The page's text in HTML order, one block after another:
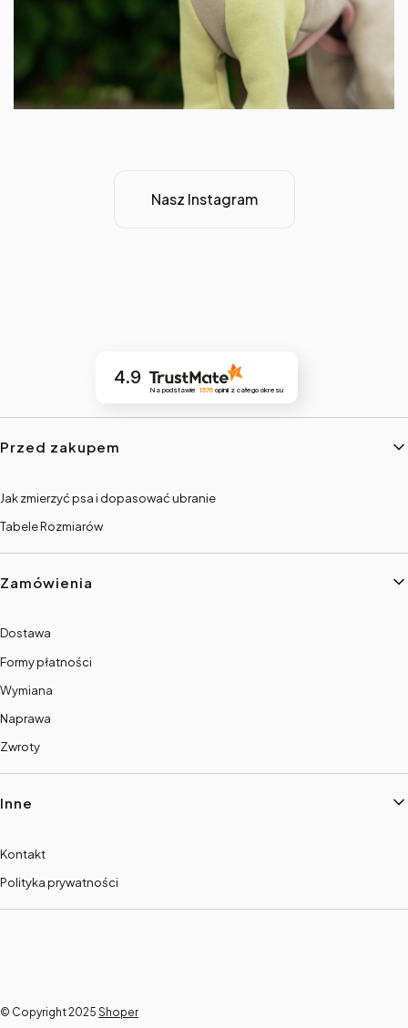
Nasz Instagram
4.9
Na podstawie 1576 opinii z całego okresu
Linki w stopce
Przed zakupem
Jak zmierzyć psa i dopasować ubranie
Tabele Rozmiarów
Zamówienia
Dostawa
Formy płatności
Wymiana
Naprawa
Zwroty
Inne
Kontakt
Polityka prywatności
© Copyright 2025 Shoper